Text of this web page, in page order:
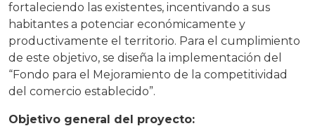
fortaleciendo las existentes, incentivando a sus
habitantes a potenciar económicamente y
productivamente el territorio. Para el cumplimiento
de este objetivo, se diseña la implementación del
“Fondo para el Mejoramiento de la competitividad
del comercio establecido”.
Objetivo general del proyecto: